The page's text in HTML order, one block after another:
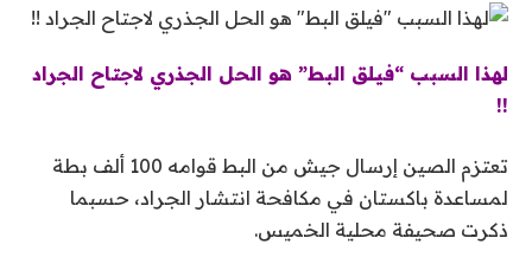
لهذا السبب “فيلق البط” هو الحل الجذري لاجتاح الجراد
!!
تعتزم الصين إرسال جيش من البط قوامه 100 ألف بطة
لمساعدة باكستان في مكافحة انتشار الجراد، حسبما
ذكرت صحيفة محلية الخميس.